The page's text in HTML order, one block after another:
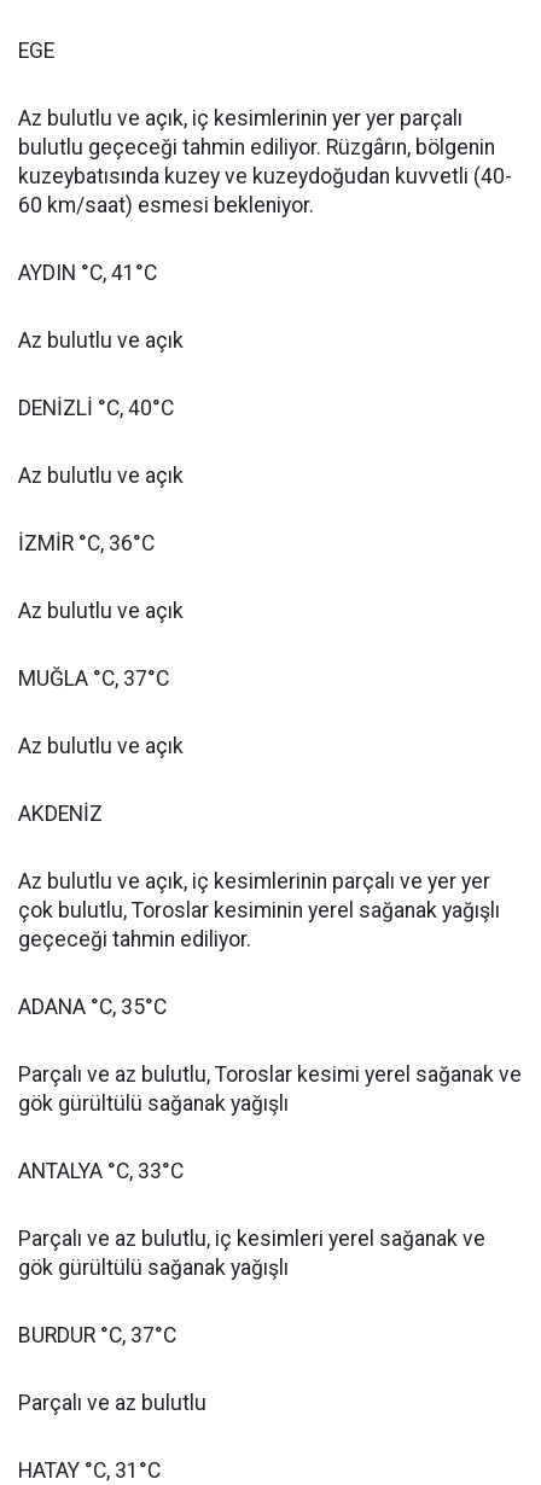
EGE
Az bulutlu ve açık, iç kesimlerinin yer yer parçalı
bulutlu geçeceği tahmin ediliyor. Rüzgârın, bölgenin
kuzeybatısında kuzey ve kuzeydoğudan kuvvetli (40-
60 km/saat) esmesi bekleniyor.
AYDIN °C, 41°C
Az bulutlu ve açık
DENİZLİ °C, 40°C
Az bulutlu ve açık
İZMİR °C, 36°C
Az bulutlu ve açık
MUĞLA °C, 37°C
Az bulutlu ve açık
AKDENİZ
Az bulutlu ve açık, iç kesimlerinin parçalı ve yer yer
çok bulutlu, Toroslar kesiminin yerel sağanak yağışlı
geçeceği tahmin ediliyor.
ADANA °C, 35°C
Parçalı ve az bulutlu, Toroslar kesimi yerel sağanak ve
gök gürültülü sağanak yağışlı
ANTALYA °C, 33°C
Parçalı ve az bulutlu, iç kesimleri yerel sağanak ve
gök gürültülü sağanak yağışlı
BURDUR °C, 37°C
Parçalı ve az bulutlu
HATAY °C, 31°C